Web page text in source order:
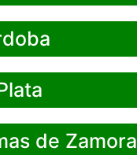
de Zamora